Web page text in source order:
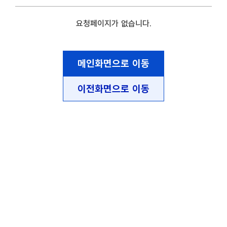
요청페이지가 없습니다.
메인화면으로 이동
이전화면으로 이동